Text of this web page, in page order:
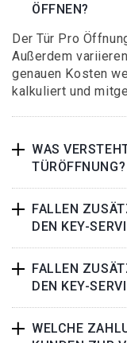
ÖFFNEN?
Der Tür Pro
Außerdem
genauen Kosten
kalkuliert und
WAS
TÜRÖFFNUNG?
FALLEN
DEN KEY-
FALLEN
DEN KEY-
WELCHE